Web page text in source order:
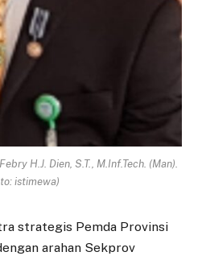
H.J. Dien, S.T., M.Inf.Tech. (Man).
istimewa)
strategis Pemda Provinsi
arahan Sekprov